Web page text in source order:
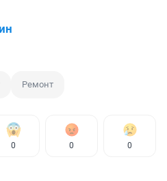
Ремонт
0 0 0